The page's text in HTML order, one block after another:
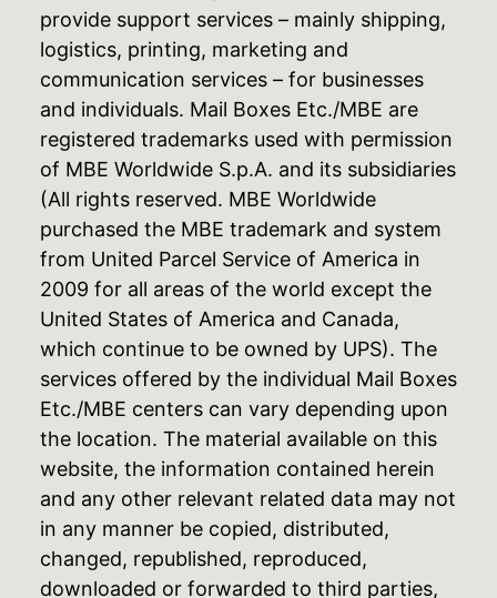
provide support services – mainly shipping,
logistics, printing, marketing and
communication services – for businesses
and individuals. Mail Boxes Etc./MBE are
registered trademarks used with permission
of MBE Worldwide S.p.A. and its subsidiaries
(All rights reserved. MBE Worldwide
purchased the MBE trademark and system
from United Parcel Service of America in
2009 for all areas of the world except the
United States of America and Canada,
which continue to be owned by UPS). The
services offered by the individual Mail Boxes
Etc./MBE centers can vary depending upon
the location. The material available on this
website, the information contained herein
and any other relevant related data may not
in any manner be copied, distributed,
changed, republished, reproduced,
downloaded or forwarded to third parties,